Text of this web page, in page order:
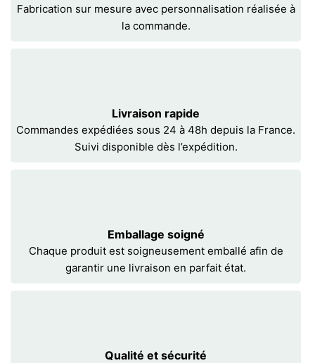
Fabrication sur mesure avec personnalisation réalisée à
la commande.
Livraison rapide
Commandes expédiées sous 24 à 48h depuis la France.
Suivi disponible dès l’expédition.
Emballage soigné
Chaque produit est soigneusement emballé afin de
garantir une livraison en parfait état.
Qualité et sécurité